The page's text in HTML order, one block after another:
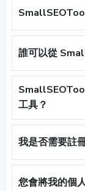
誰可以從
工具？
我是否需要註
您會將我的個